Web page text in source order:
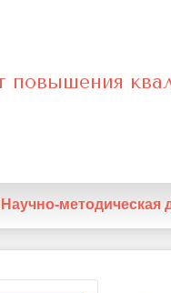
Научно-методическая